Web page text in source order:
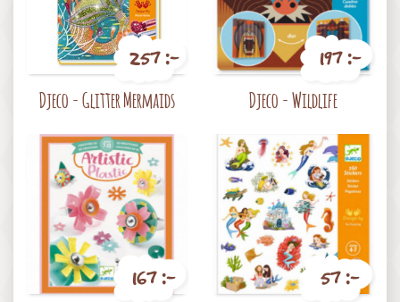
257 :-
Djeco - Glitter Mermaids
197 :-
Djeco - Wildlife
167 :- 57 :-